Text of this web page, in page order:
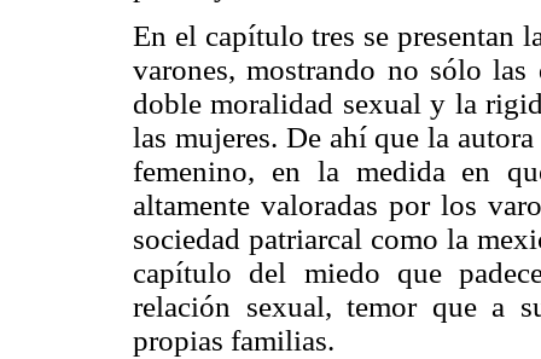
En el capítulo tres se presentan
varones, mostrando no sólo
doble moralidad sexual y la
las mujeres. De ahí que la
femenino, en la medida en
altamente valoradas por los
sociedad patriarcal como la
capítulo del miedo que
relación sexual, temor que a
propias familias.